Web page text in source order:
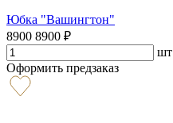
Юбка "Вашингтон"
8900 8900 ₽
шт
Оформить предзаказ